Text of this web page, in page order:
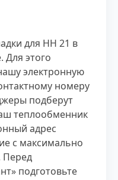
для HH 21 в
Для этого
электронную
номеру
подберут
теплообменник
адрес
с максимально
Перед
подготовьте